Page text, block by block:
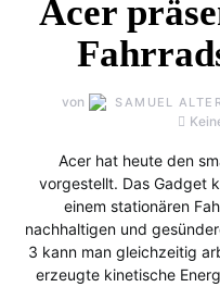
Acer
von SAMUEL
Acer hat heute den
vorgestellt. Das Gadget
einem stationären
nachhaltigen und
3 kann man gleichzeitig
erzeugte kinetische